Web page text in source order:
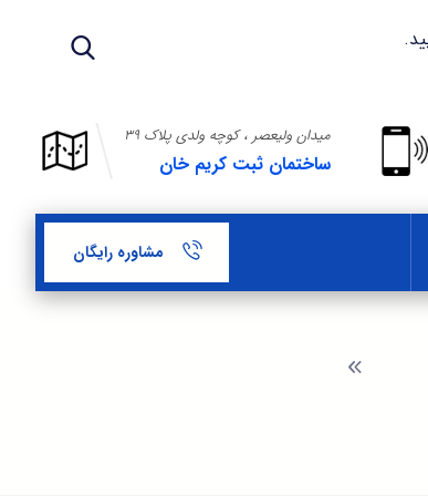
میدان ولیعصر ، کوچه ولدی پلاک ۳۹
ساختمان ثبت کریم خان
مشاوره رایگان